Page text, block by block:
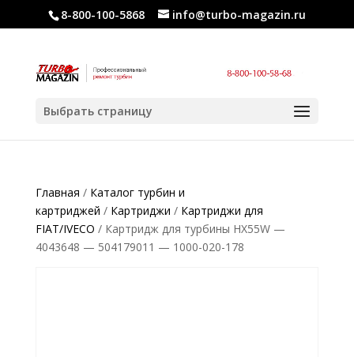
8-800-100-5868 info@turbo-magazin.ru
Выбрать страницу
Главная / Каталог турбин и
картриджей / Картриджи / Картриджи для
FIAT/IVECO / Картридж для турбины HX55W —
4043648 — 504179011 — 1000-020-178